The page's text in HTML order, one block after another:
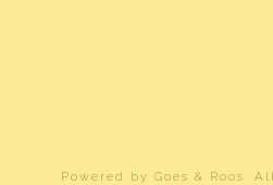
Powered by Goes & Roos.